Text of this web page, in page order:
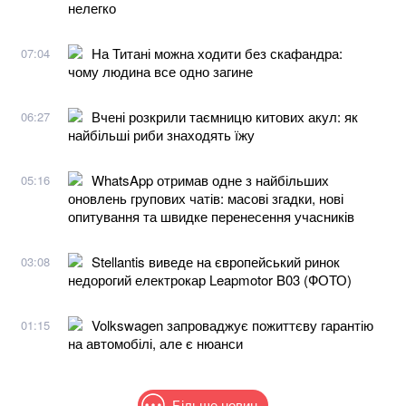
нелегко
07:04
На Титані можна ходити без скафандра:
чому людина все одно загине
06:27
Вчені розкрили таємницю китових акул: як
найбільші риби знаходять їжу
05:16
WhatsApp отримав одне з найбільших
оновлень групових чатів: масові згадки, нові
опитування та швидке перенесення учасників
03:08
Stellantis виведе на європейський ринок
недорогий електрокар Leapmotor B03 (ФОТО)
01:15
Volkswagen запроваджує пожиттєву гарантію
на автомобілі, але є нюанси